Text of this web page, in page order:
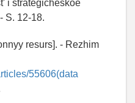
i strategicheskoe
S. 12-18.
resurs]. - Rezhim
55606(data